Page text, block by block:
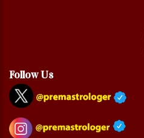
Follow Us